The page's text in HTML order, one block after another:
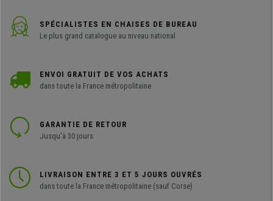
SPÉCIALISTES EN CHAISES DE BUREAU
Le plus grand catalogue au niveau national
ENVOI GRATUIT DE VOS ACHATS
dans toute la France métropolitaine
GARANTIE DE RETOUR
Jusqu'à 30 jours
LIVRAISON ENTRE 3 ET 5 JOURS OUVRÉS
dans toute la France métropolitaine (sauf Corse)